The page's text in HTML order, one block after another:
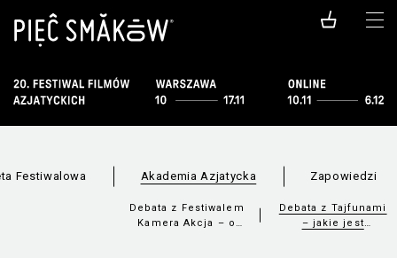
Festiwalowa Akademia Azjatycka
Debata z Festiwalem
Kamera Akcja – o
Debata z Tajfunami
– jakie jest
Zapowiedzi